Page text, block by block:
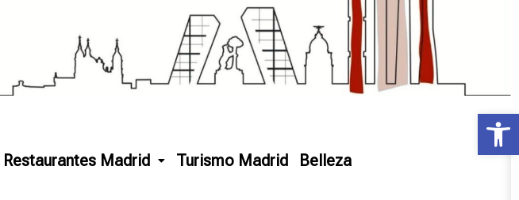
Restaurantes Madrid Turismo Madrid Belleza